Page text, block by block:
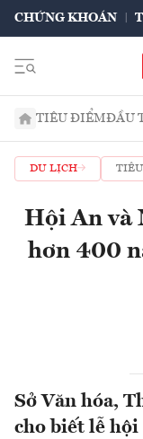
CHỨNG KHOÁN
TIÊU ĐIỂMĐẦU
DU LỊCH
Hội An và
hơn 400
Sở Văn hóa,
cho biết lễ